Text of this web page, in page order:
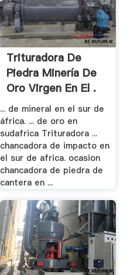
Trituradora De
Piedra Minería De
Oro Virgen En El .
... de mineral en el sur de
áfrica. ... de oro en
sudafrica Trituradora ...
chancadora de impacto en
el sur de africa. ocasion
chancadora de piedra de
cantera en ...